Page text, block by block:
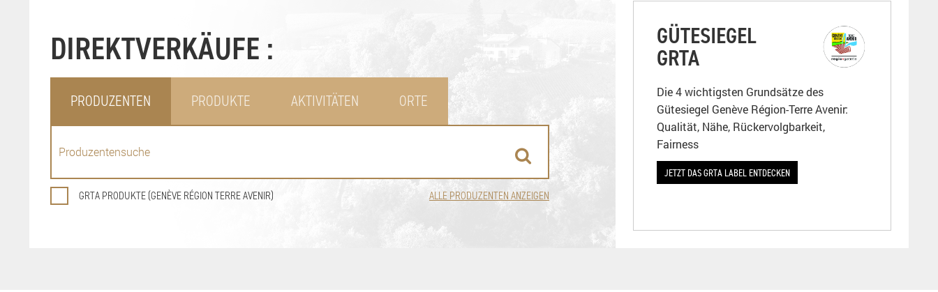
DIREKTVERKÄUFE :
PRODUZENTEN PRODUKTE AKTIVITÄTEN ORTE
GRTA PRODUKTE (GENÈVE RÉGION TERRE AVENIR) ALLE PRODUZENTEN ANZEIGEN
GÜTESIEGEL
GRTA
Die 4 wichtigsten Grundsätze des
Gütesiegel Genève Région-Terre Avenir:
Qualität, Nähe, Rückervolgbarkeit,
Fairness
JETZT DAS GRTA LABEL ENTDECKEN